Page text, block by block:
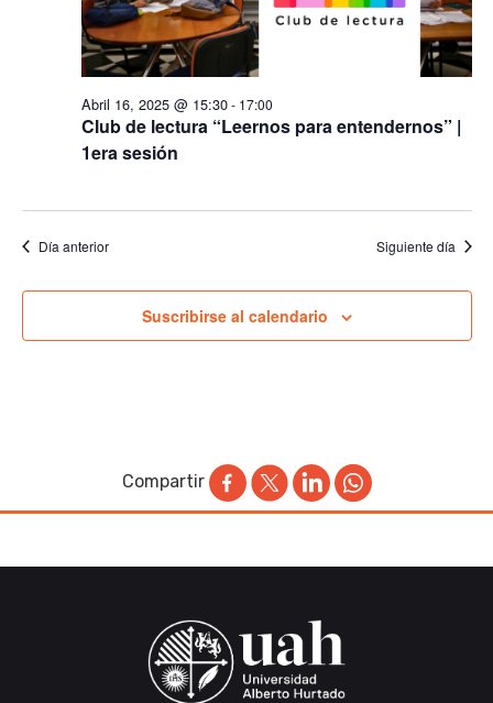
Club de lectura “Leernos para entendernos” |
1era sesión
Abril 16, 2025 @ 15:30- 17:00
Día anterior Siguiente día
Suscribirse al calendario
Compartir